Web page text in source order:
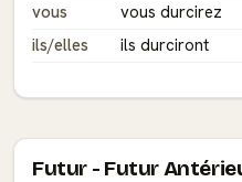
vous
vous durcirez
ils/elles
ils durciront
Futur - Futur